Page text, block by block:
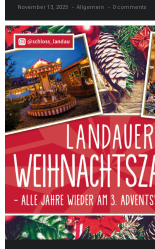
November 13, 2025 Allgemein 0 comments